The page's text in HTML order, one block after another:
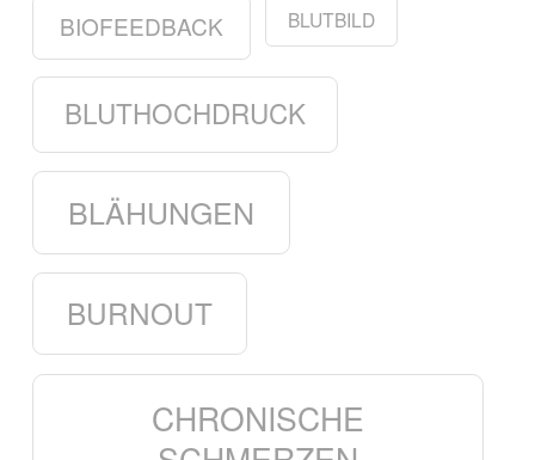
BIOFEEDBACK BLUTBILD
BLUTHOCHDRUCK
BLÄHUNGEN
BURNOUT
CHRONISCHE